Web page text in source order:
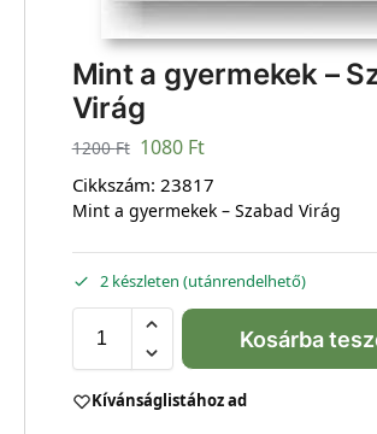
Mint a gyermekek –
Virág
1200Ft 1080 Ft
Cikkszám: 23817
Mint a gyermekek – Szabad Virág
2 készleten (utánrendelhető)
Kosárba
Kívánságlistához ad